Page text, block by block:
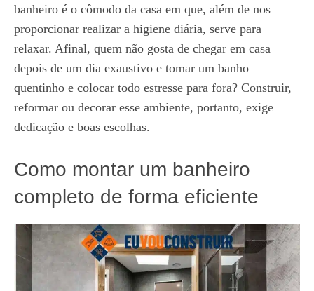
banheiro é o cômodo da casa em que, além de nos
proporcionar realizar a higiene diária, serve para
relaxar. Afinal, quem não gosta de chegar em casa
depois de um dia exaustivo e tomar um banho
quentinho e colocar todo estresse para fora? Construir,
reformar ou decorar esse ambiente, portanto, exige
dedicação e boas escolhas.
Como montar um banheiro
completo de forma eficiente